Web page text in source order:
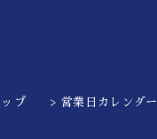
プ > 営業日カレンダー